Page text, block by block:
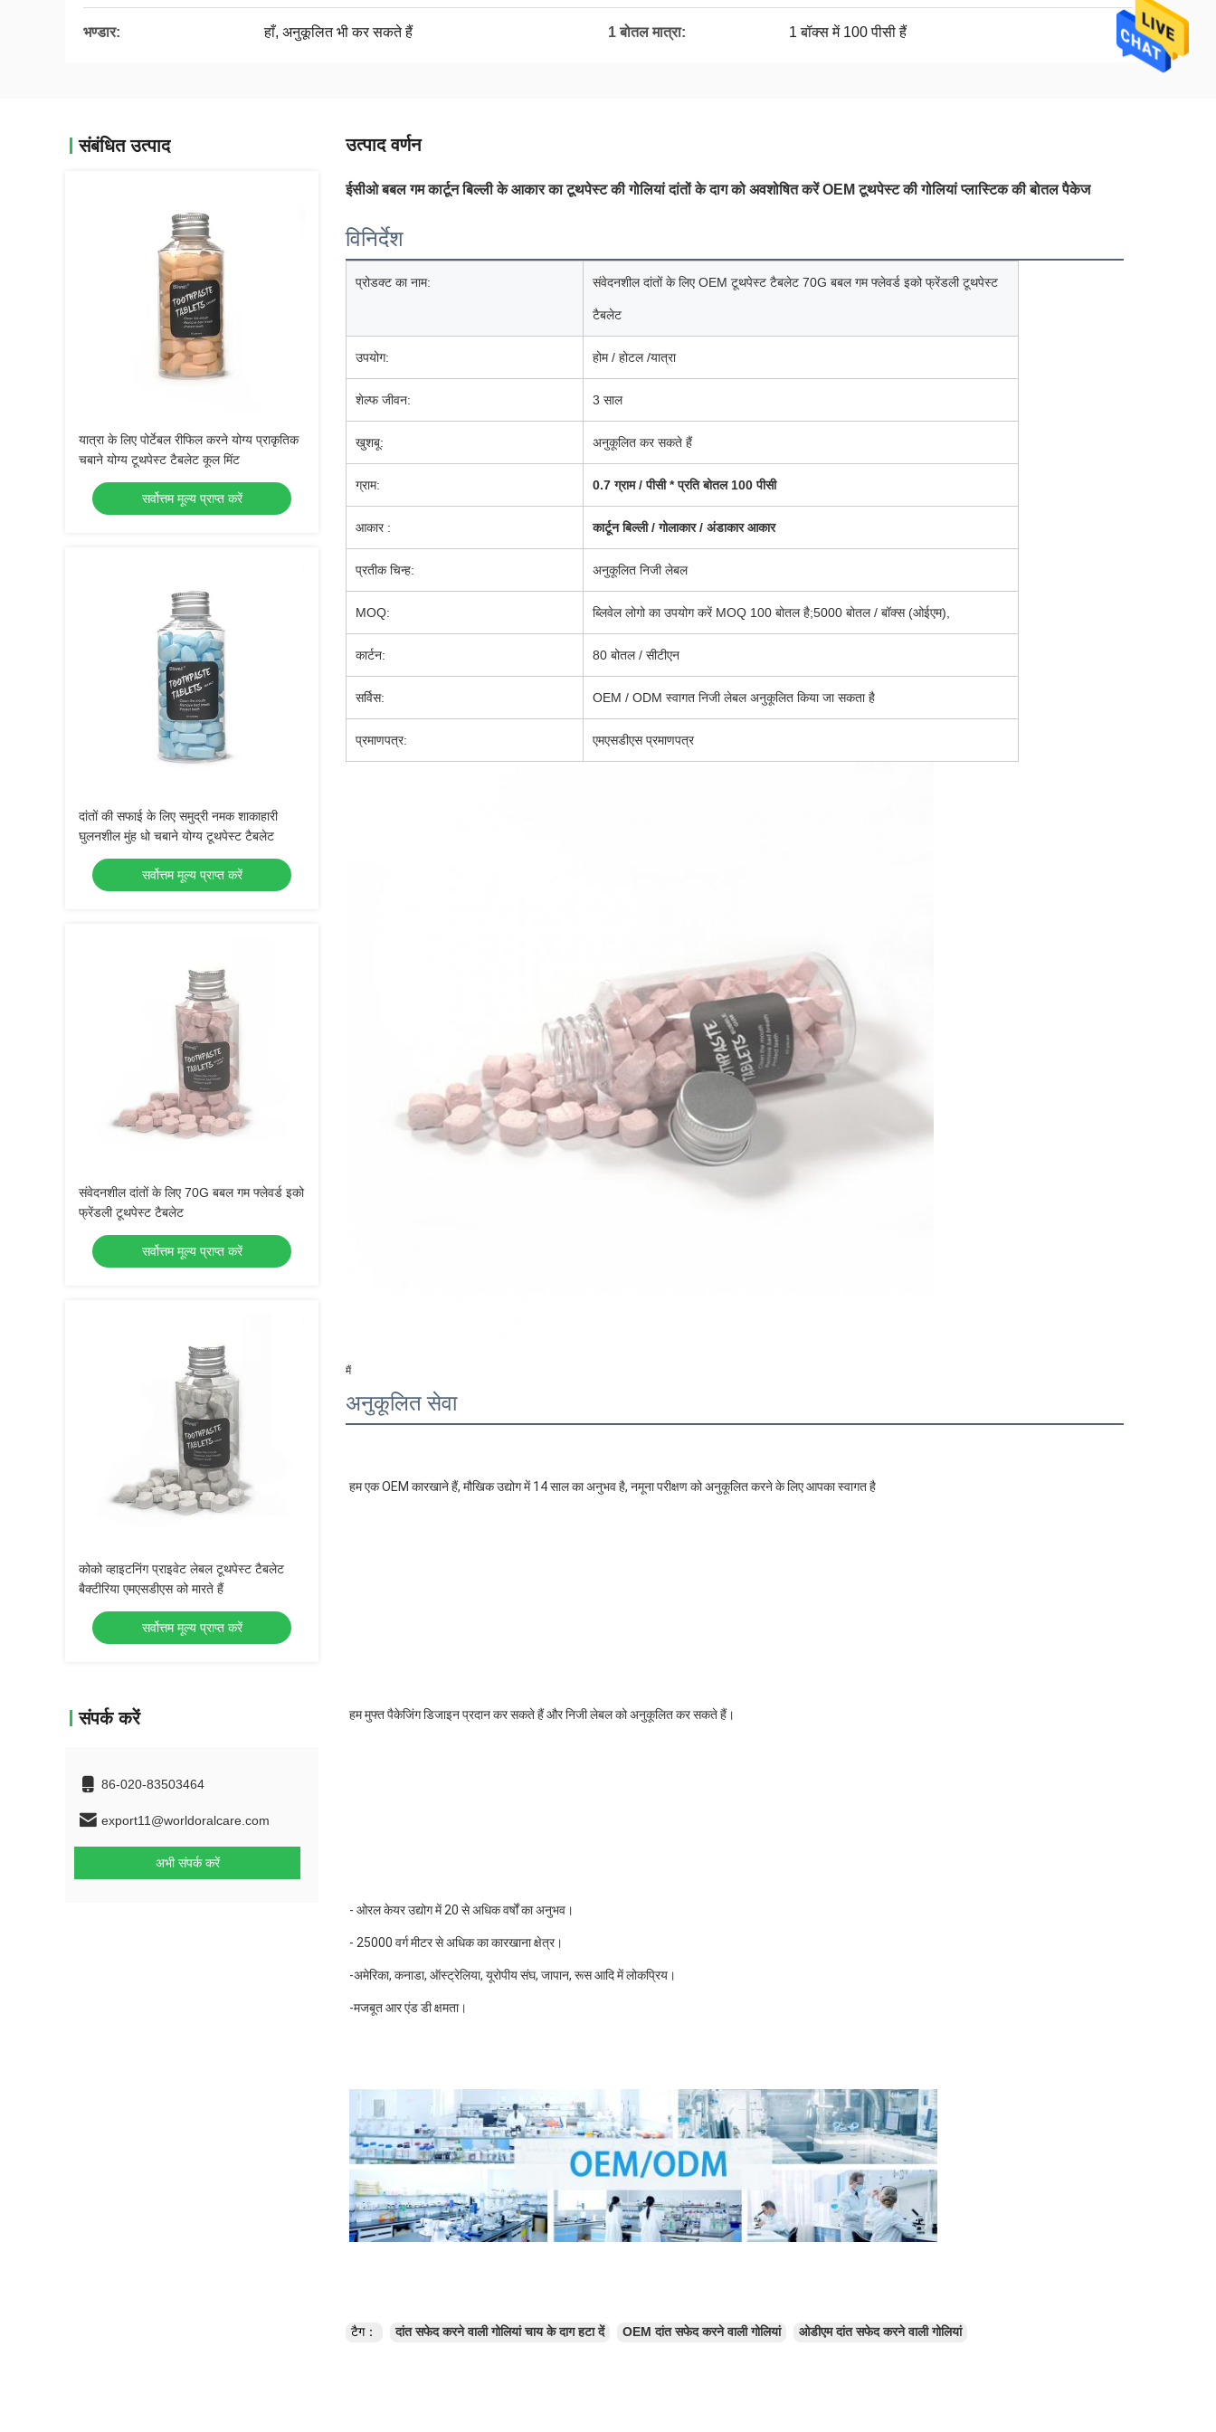
भण्डार: हाँ, अनुकूलित भी कर सकते हैं 1 बोतल मात्रा: 1 बॉक्स में 100 पीसी हैं
संबंधित उत्पाद
यात्रा के लिए पोर्टेबल रीफिल करने योग्य प्राकृतिक
चबाने योग्य टूथपेस्ट टैबलेट कूल मिंट
सर्वोत्तम मूल्य प्राप्त करें
दांतों की सफाई के लिए समुद्री नमक शाकाहारी
घुलनशील मुंह धो चबाने योग्य टूथपेस्ट टैबलेट
सर्वोत्तम मूल्य प्राप्त करें
संवेदनशील दांतों के लिए 70G बबल गम फ्लेवर्ड इको
फ्रेंडली टूथपेस्ट टैबलेट
सर्वोत्तम मूल्य प्राप्त करें
कोको व्हाइटनिंग प्राइवेट लेबल टूथपेस्ट टैबलेट
बैक्टीरिया एमएसडीएस को मारते हैं
सर्वोत्तम मूल्य प्राप्त करें
संपर्क करें
86-020-83503464
export11@worldoralcare.com
अभी संपर्क करें
उत्पाद वर्णन
ईसीओ बबल गम कार्टून बिल्ली के आकार का टूथपेस्ट की गोलियां दांतों के दाग को अवशोषित करें OEM टूथपेस्ट की गोलियां प्लास्टिक की बोतल पैकेज
विनिर्देश
प्रोडक्ट का नाम: संवेदनशील दांतों के लिए OEM टूथपेस्ट टैबलेट 70G बबल गम फ्लेवर्ड इको फ्रेंडली टूथपेस्ट
टैबलेट
उपयोग: होम / होटल /यात्रा
शेल्फ जीवन: 3 साल
खुशबू: अनुकूलित कर सकते हैं
ग्राम: 0.7 ग्राम / पीसी * प्रति बोतल 100 पीसी
आकार : कार्टून बिल्ली / गोलाकार / अंडाकार आकार
प्रतीक चिन्ह: अनुकूलित निजी लेबल
MOQ: ब्लिवेल लोगो का उपयोग करें MOQ 100 बोतल है;5000 बोतल / बॉक्स (ओईएम),
कार्टन: 80 बोतल / सीटीएन
सर्विस: OEM / ODM स्वागत निजी लेबल अनुकूलित किया जा सकता है
प्रमाणपत्र: एमएसडीएस प्रमाणपत्र
मैं
अनुकूलित सेवा
हम एक OEM कारखाने हैं, मौखिक उद्योग में 14 साल का अनुभव है, नमूना परीक्षण को अनुकूलित करने के लिए आपका स्वागत है
हम मुफ्त पैकेजिंग डिजाइन प्रदान कर सकते हैं और निजी लेबल को अनुकूलित कर सकते हैं।
- ओरल केयर उद्योग में 20 से अधिक वर्षों का अनुभव।
- 25000 वर्ग मीटर से अधिक का कारखाना क्षेत्र।
-अमेरिका, कनाडा, ऑस्ट्रेलिया, यूरोपीय संघ, जापान, रूस आदि में लोकप्रिय।
-मजबूत आर एंड डी क्षमता।
टैग： दांत सफेद करने वाली गोलियां चाय के दाग हटा दें OEM दांत सफेद करने वाली गोलियां ओडीएम दांत सफेद करने वाली गोलियां